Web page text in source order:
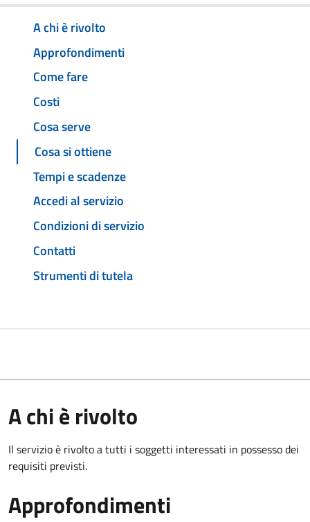
A chi è rivolto
Approfondimenti
Come fare
Costi
Cosa serve
Cosa si ottiene
Tempi e scadenze
Accedi al servizio
Condizioni di servizio
Contatti
Strumenti di tutela
A chi è rivolto
Il servizio è rivolto a tutti i soggetti interessati in possesso dei
requisiti previsti.
Approfondimenti